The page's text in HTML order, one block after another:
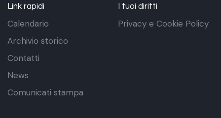
Link rapidi
Calendario
Archivio storico
Contatti
News
Comunicati stampa
I tuoi diritti
Privacy e Cookie Policy